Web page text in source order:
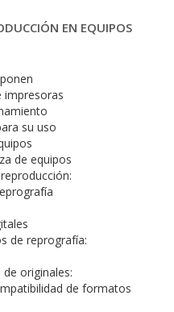
EN EQUIPOS
impresoras
su uso
de equipos
de reprografía:
originales:
de formatos